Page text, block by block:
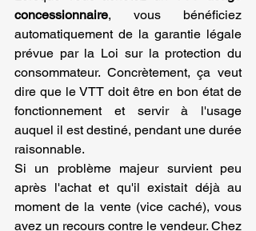
concessionnaire, vous bénéficiez
automatiquement de la garantie légale
prévue par la Loi sur la protection du
consommateur. Concrètement, ça veut
dire que le VTT doit être en bon état de
fonctionnement et servir à l'usage
auquel il est destiné, pendant une durée
raisonnable.
Si un problème majeur survient peu
après l'achat et qu'il existait déjà au
moment de la vente (vice caché), vous
avez un recours contre le vendeur. Chez